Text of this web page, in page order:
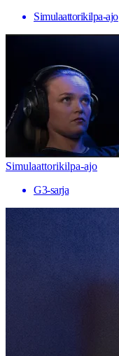
Simulaattorikilpa-ajo
Simulaattorikilpa-ajo
G3-sarja